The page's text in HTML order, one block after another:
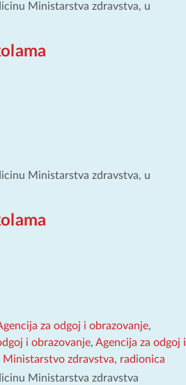
Ministarstva zdravstva, u
Ministarstva zdravstva, u
za odgoj i obrazovanje,
i obrazovanje, Agencija za odgoj i
Ministarstvo zdravstva, radionica
Ministarstva zdravstva